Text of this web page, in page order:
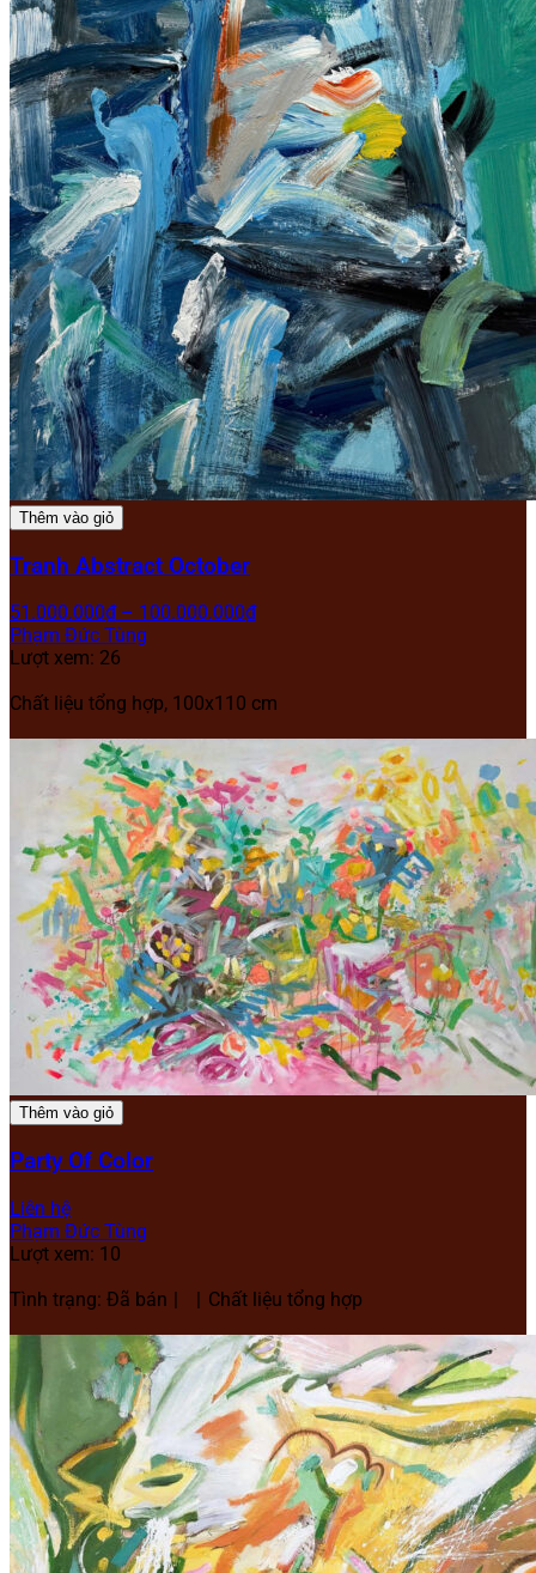
Thêm vào giỏ
Tranh Abstract October
51.000.000₫ – 100.000.000₫
Phạm Đức Tùng
Lượt xem: 26
Chất liệu tổng hợp, 100x110 cm
Thêm vào giỏ
Party Of Color
Liên hệ
Phạm Đức Tùng
Lượt xem: 10
Tình trạng: Đã bán
Chất liệu tổng hợp